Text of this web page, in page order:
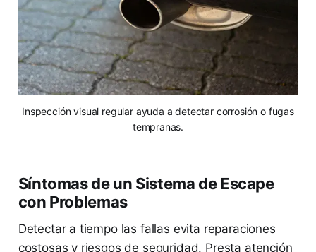
Inspección visual regular ayuda a detectar corrosión o fugas
tempranas.
Síntomas de un Sistema de Escape
con Problemas
Detectar a tiempo las fallas evita reparaciones
costosas y riesgos de seguridad. Presta atención